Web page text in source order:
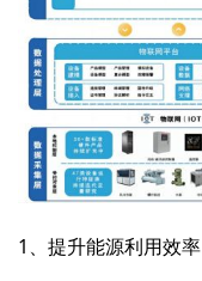
1、提升能源利用效率